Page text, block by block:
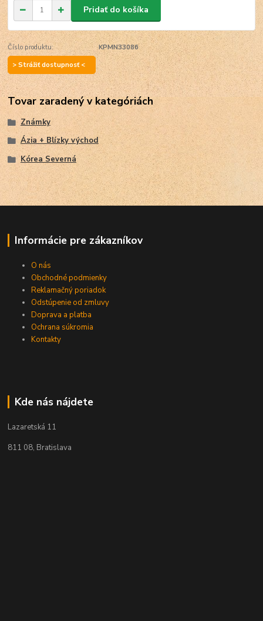
Pridať do košíka
Číslo produktu:
KPMN33086
> Strážiť dostupnosť <
Tovar zaradený v kategóriách
Známky
Ázia + Blízky východ
Kórea Severná
Informácie pre zákazníkov
O nás
Obchodné podmienky
Reklamačný poriadok
Odstúpenie od zmluvy
Doprava a platba
Ochrana súkromia
Kontakty
Kde nás nájdete
Lazaretská 11
811 08, Bratislava